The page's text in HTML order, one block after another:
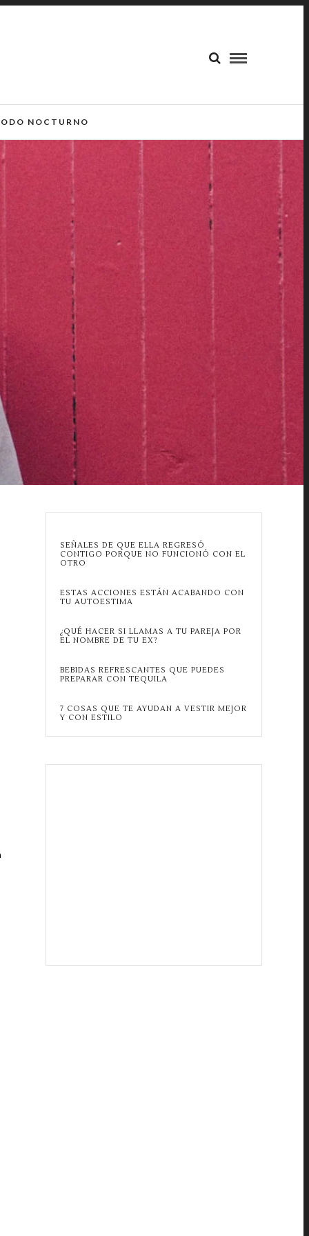
NOCTURNO
SEÑALES DE QUE ELLA REGRESÓ
CONTIGO PORQUE NO FUNCIONÓ CON EL
OTRO
ESTAS ACCIONES ESTÁN ACABANDO CON
TU AUTOESTIMA
¿QUÉ HACER SI LLAMAS A TU PAREJA POR
EL NOMBRE DE TU EX?
BEBIDAS REFRESCANTES QUE PUEDES
PREPARAR CON TEQUILA
7 COSAS QUE TE AYUDAN A VESTIR MEJOR
Y CON ESTILO